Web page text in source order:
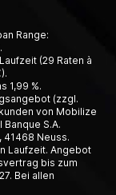
Range:
(29 Raten à
1,99 %.
(zzgl.
von Mobilize
S.A.
41468 Neuss.
Laufzeit. Angebot
bis zum
Bei allen